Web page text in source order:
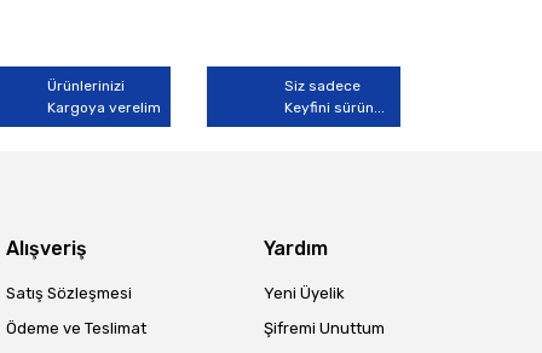
Ürünlerinizi
Kargoya verelim
Siz sadece
Keyfini sürün...
Alışveriş
Satış Sözleşmesi
Ödeme ve Teslimat
Yardım
Yeni Üyelik
Şifremi Unuttum